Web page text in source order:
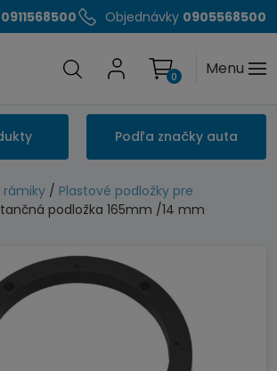
0911568500 Objednávky 0905568500
Menu
0
Podľa značky auta
rámiky / Plastové podložky pre
podložka 165mm /14 mm